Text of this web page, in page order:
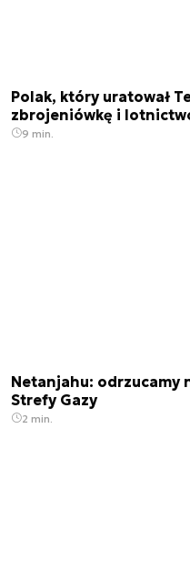
Polak, który uratował
zbrojeniówkę i
9 min.
Netanjahu: odrzucamy
Strefy Gazy
2 min.